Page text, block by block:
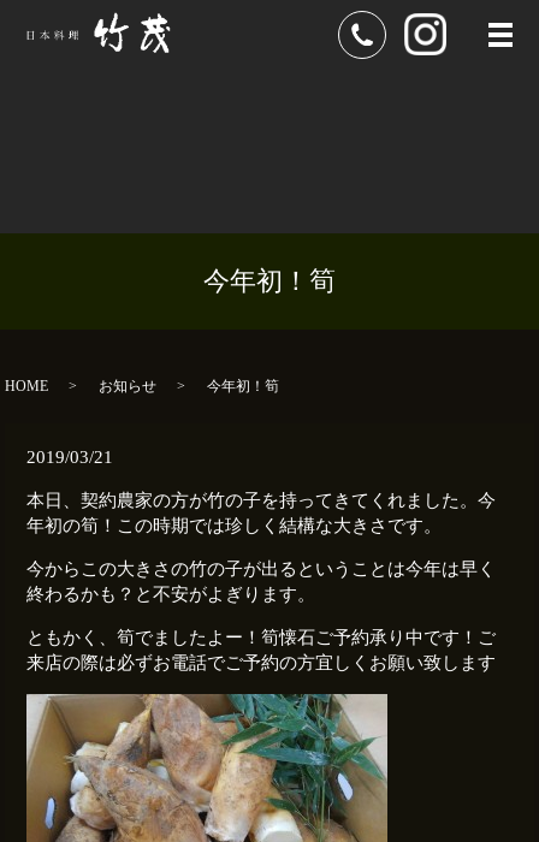
メ
今年初！筍
HOME お知らせ 今年初！筍
2019/03/21
本日、契約農家の方が竹の子を持ってきてくれました。今
年初の筍！この時期では珍しく結構な大きさです。
今からこの大きさの竹の子が出るということは今年は早く
終わるかも？と不安がよぎります。
ともかく、筍でましたよー！筍懐石ご予約承り中です！ご
来店の際は必ずお電話でご予約の方宜しくお願い致します